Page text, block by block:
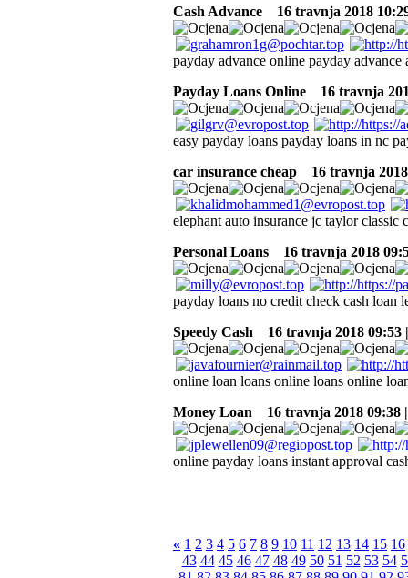
Cash Advance
16 travnja 2018
payday advance online payday advance
Payday Loans Online
16 travnja
easy payday loans payday loans in nc
car insurance cheap
16 travnja
elephant auto insurance jc taylor classic
Personal Loans
16 travnja 2018
payday loans no credit check cash loan
Speedy Cash
16 travnja 2018 09:53
online loan loans online loans online
Money Loan
16 travnja 2018 09:38
online payday loans instant approval
« 1 2 3 4 5 6 7 8 9 10 11 12 13 14 15 16
43 44 45 46 47 48 49 50 51 52 53 54